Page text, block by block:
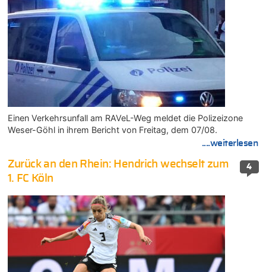
Einen Verkehrsunfall am RAVeL-Weg meldet die Polizeizone
Weser-Göhl in ihrem Bericht von Freitag, dem 07/08.
....weiterlesen
4
Zurück an den Rhein: Hendrich wechselt zum
1. FC Köln